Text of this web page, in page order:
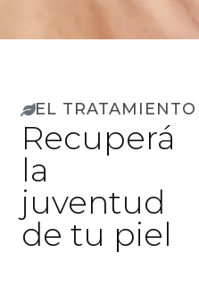
EL TRATAMIENTO
Recuperá
la
juventud
de tu piel